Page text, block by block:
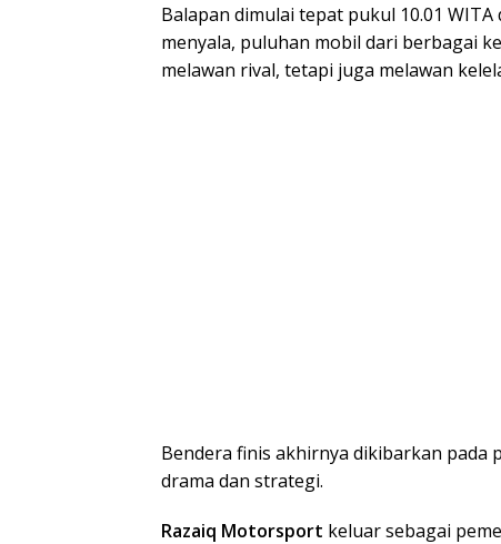
Balapan dimulai tepat pukul 10.01
menyala, puluhan mobil dari berbagai
melawan rival, tetapi juga melawan
Bendera finis akhirnya dikibarkan pada
drama dan strategi.
Razaiq Motorsport keluar sebagai